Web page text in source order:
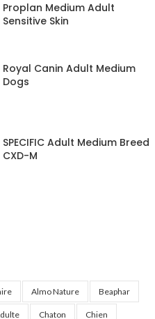
Proplan Medium Adult
Sensitive Skin
Royal Canin Adult Medium
Dogs
SPECIFIC Adult Medium Breed
CXD-M
Almo Nature Beaphar
Chaton Chien